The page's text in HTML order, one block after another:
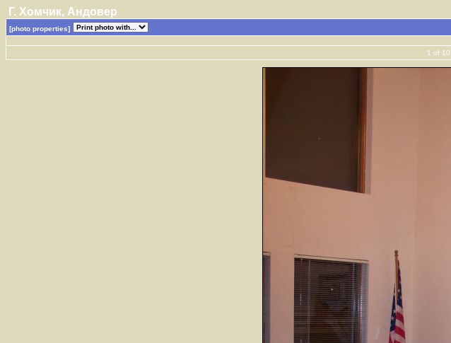
Г. Хомчик, Андовер
[photo properties]
1 of 10